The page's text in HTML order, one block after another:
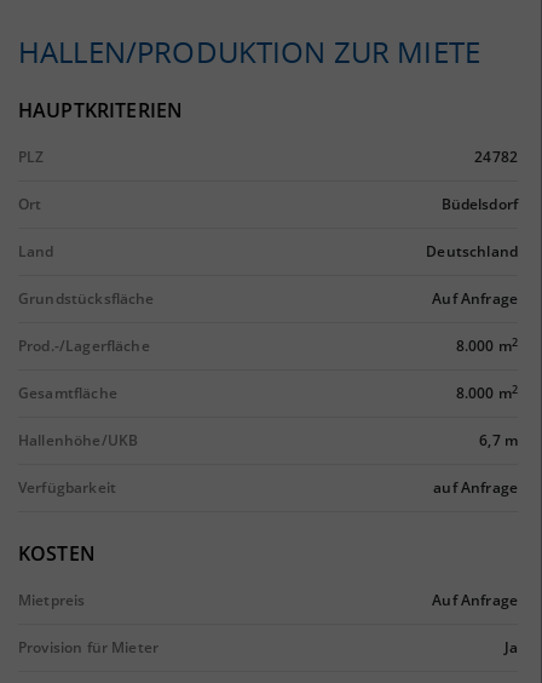
HALLEN/PRODUKTION ZUR MIETE
HAUPTKRITERIEN
PLZ 24782
Ort Büdelsdorf
Land Deutschland
Grundstücksfläche Auf Anfrage
Prod.-/Lagerfläche 8.000 m2
Gesamtfläche 8.000 m2
Hallenhöhe/UKB 6,7 m
Verfügbarkeit auf Anfrage
KOSTEN
Mietpreis Auf Anfrage
Provision für Mieter Ja